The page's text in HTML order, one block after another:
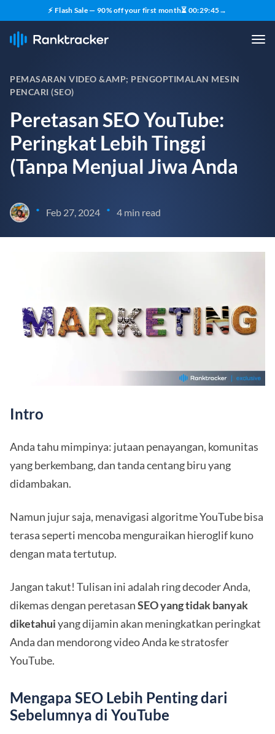
⚡ Flash Sale — 90% off your first month⏳ 00:29:44→
PEMASARAN VIDEO &AMP; PENGOPTIMALAN MESIN
PENCARI (SEO)
Peretasan SEO YouTube:
Peringkat Lebih Tinggi
(Tanpa Menjual Jiwa Anda
• Feb 27, 2024 • 4 min read
Intro
Anda tahu mimpinya: jutaan penayangan, komunitas
yang berkembang, dan tanda centang biru yang
didambakan.
Namun jujur saja, menavigasi algoritme YouTube bisa
terasa seperti mencoba menguraikan hieroglif kuno
dengan mata tertutup.
Jangan takut! Tulisan ini adalah ring decoder Anda,
dikemas dengan peretasanSEO yang tidak banyak
diketahuiyang dijamin akan meningkatkan peringkat
Anda dan mendorong video Anda ke stratosfer
YouTube.
Mengapa SEO Lebih Penting dari
Sebelumnya di YouTube